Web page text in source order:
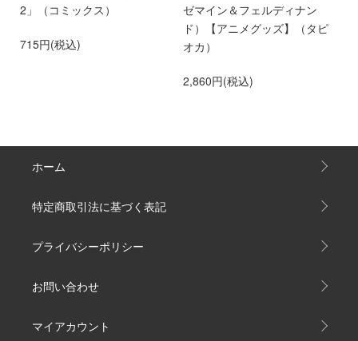
2」（コミックス）
715円(税込)
ゼマイン＆フェルディナン
ド）【アニメグッズ】（タピ
オカ）
2,860円(税込)
ホーム
特定商取引法に基づく表記
プライバシーポリシー
お問い合わせ
マイアカウント